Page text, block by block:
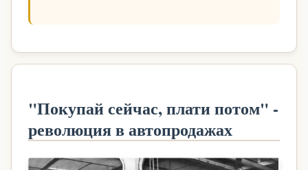
"Покупай сейчас, плати потом" -
революция в автопродажах